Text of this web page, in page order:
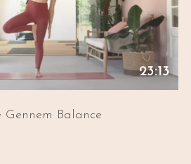
23:13
Gennem Balance